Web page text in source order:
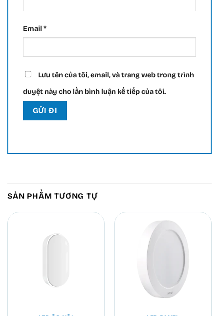
Email *
Lưu tên của tôi, email, và trang web trong trình
duyệt này cho lần bình luận kế tiếp của tôi.
SẢN PHẨM TƯƠNG TỰ